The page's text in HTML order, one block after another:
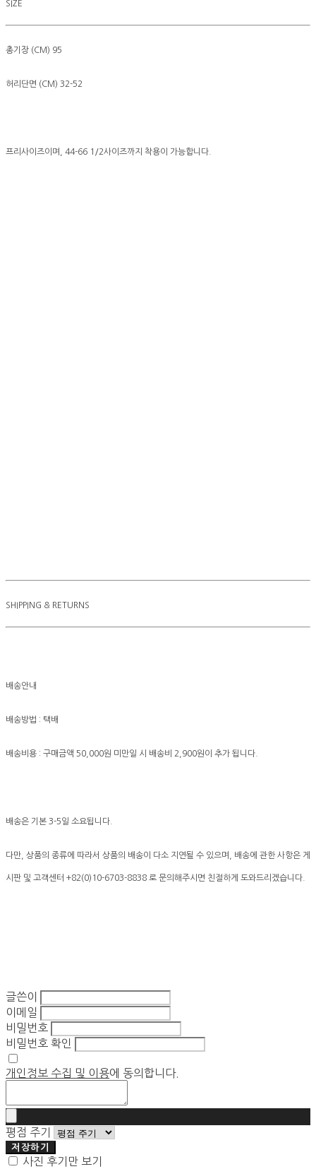
SIZE
총기장 (CM) 95
허리단면 (CM) 32-52
프리사이즈이며, 44-66 1/2사이즈까지 착용이 가능합니다.
SHIPPING & RETURNS
배송안내
배송방법 : 택배
배송비용 : 구매금액 50,000원 미만일 시 배송비 2,900원이 추가 됩니다.
배송은 기본 3-5일 소요됩니다.
다만, 상품의 종류에 따라서 상품의 배송이 다소 지연될 수 있으며, 배송에 관한 사항은 게
시판 및 고객센터 +82(0)10-6703-8838 로 문의해주시면 친절하게 도와드리겠습니다.
글쓴이
이메일
비밀번호
비밀번호 확인
개인정보 수집 및 이용에 동의합니다.
평점 주기
저장하기
사진 후기만 보기